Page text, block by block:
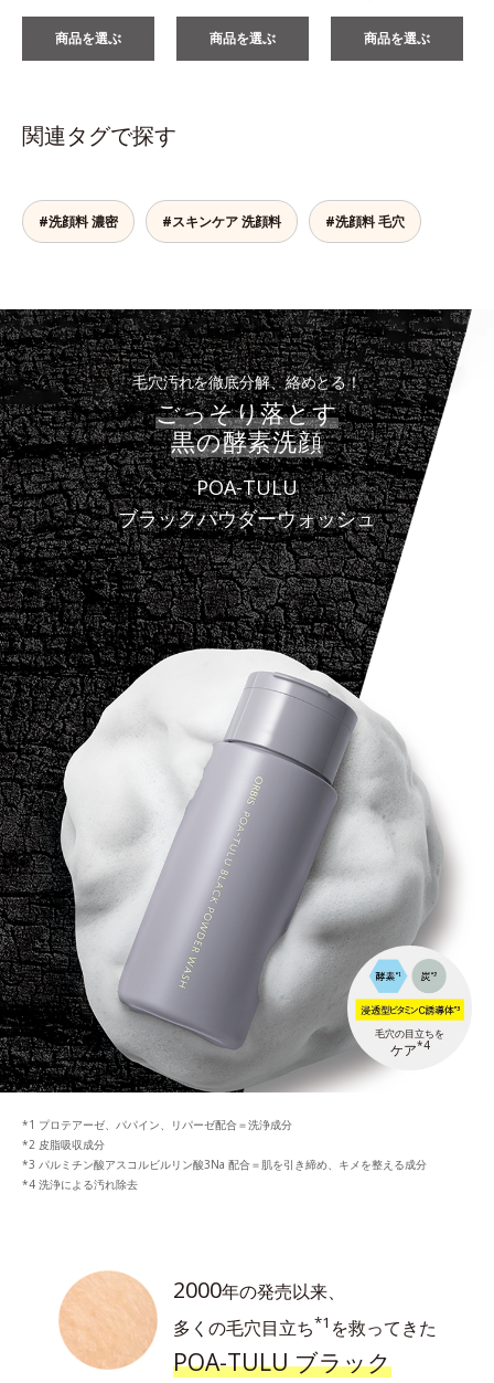
商品を選ぶ 商品を選ぶ 商品を選ぶ
関連タグで探す
#洗顔料 濃密 #スキンケア 洗顔料 #洗顔料 毛穴
毛穴汚れを徹底分解、絡めとる！
ごっそり落とす
黒の酵素洗顔
毛穴の目立ちを
ケア*4
POA-TULU
ブラックパウダーウォッシュ
プロテアーゼ、パパイン、リパーゼ配合＝洗浄成分
皮脂吸収成分
パルミチン酸アスコルビルリン酸3Na 配合＝肌を引き締め、キメを整える成分
洗浄による汚れ除去
2000年の発売以来、
多くの毛穴目立ち*1 を救ってきた
POA-TULU ブラック